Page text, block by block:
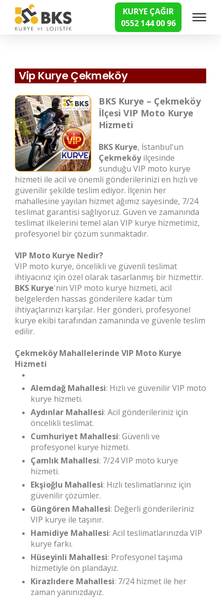
KURYE ÇAĞIR
0552 144 00 96
Hızlı Kurye Hizmetleri
Vip Kurye Çekmeköy
BKS Kurye – Çekmeköy
İlçesi VIP Moto Kurye
Hizmeti
BKS Kurye, İstanbul'un
Çekmeköyilçesinde
sunduğu VIP moto kurye
hizmeti ile acil ve önemli gönderilerinizi en hızlı ve
güvenilir şekilde teslim ediyor. İlçenin her
mahallesine yayılan hizmet ağımız sayesinde, 7/24
teslimat garantisi sağlıyoruz. Güven ve zamanında
teslimat ilkelerini temel alan VIP kurye hizmetimiz,
profesyonel bir çözüm sunmaktadır.
VIP Moto Kurye Nedir?
VIP moto kurye, öncelikli ve güvenli teslimat
ihtiyacınız için özel olarak tasarlanmış bir hizmettir.
BKS Kurye'nin VIP moto kurye hizmeti, acil
belgelerden hassas gönderilere kadar tüm
ihtiyaçlarınızı karşılar. Her gönderi, profesyonel
kurye ekibi tarafından zamanında ve güvenle teslim
edilir.
Çekmeköy Mahallelerinde VIP Moto Kurye
Hizmeti
Alemdağ Mahallesi: Hızlı ve güvenilir VIP moto
kurye hizmeti.
Aydınlar Mahallesi: Acil gönderileriniz için
öncelikli teslimat.
Cumhuriyet Mahallesi: Güvenli ve
profesyonel kurye hizmeti.
Çamlık Mahallesi: 7/24 VIP moto kurye
hizmeti.
Ekşioğlu Mahallesi: Hızlı teslimatlarınız için
güvenilir çözümler.
Güngören Mahallesi: Değerli gönderileriniz
VIP kurye ile taşınır.
Hamidiye Mahallesi: Acil teslimatlarınızda VIP
kurye farkı.
Hüseyinli Mahallesi: Profesyonel taşıma
hizmetiyle ön plandayız.
Kirazlıdere Mahallesi: 7/24 hizmet ile her
zaman yanınızdayız.